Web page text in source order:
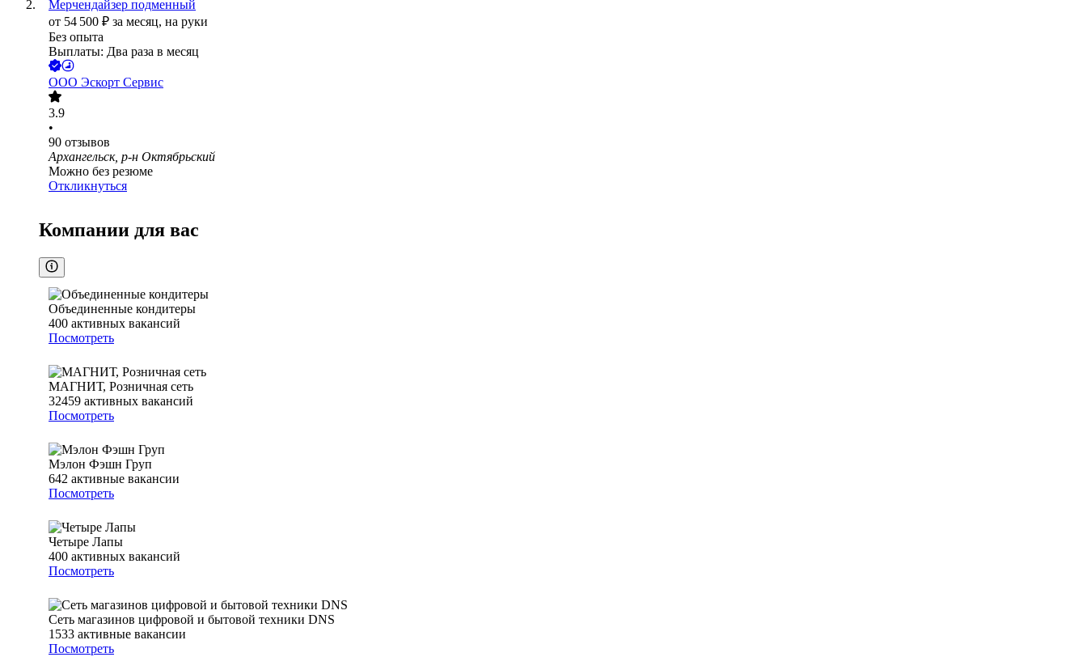
Мерчендайзер подменный
от 54 500 ₽ за месяц, на руки
Без опыта
Выплаты: Два раза в месяц
ООО Эскорт Сервис
3.9
•
90 отзывов
Архангельск, р-н Октябрьский
Можно без резюме
Откликнуться
Компании для вас
Объединенные кондитеры
400 активных вакансий
Посмотреть
МАГНИТ, Розничная сеть
32459 активных вакансий
Посмотреть
Мэлон Фэшн Груп
642 активные вакансии
Посмотреть
Четыре Лапы
400 активных вакансий
Посмотреть
Сеть магазинов цифровой и бытовой техники DNS
1533 активные вакансии
Посмотреть